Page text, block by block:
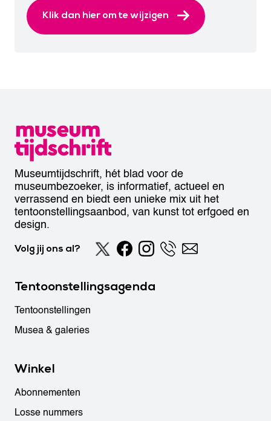
Klik dan hier om te wijzigen
Museumtijdschrift, hét blad voor de
museumbezoeker, is informatief, actueel en
verrassend en biedt een unieke mix uit het
tentoonstellingsaanbod, van kunst tot erfgoed en
design.
Volg jij ons al?
Tentoonstellingsagenda
Tentoonstellingen
Musea & galeries
Winkel
Abonnementen
Losse nummers